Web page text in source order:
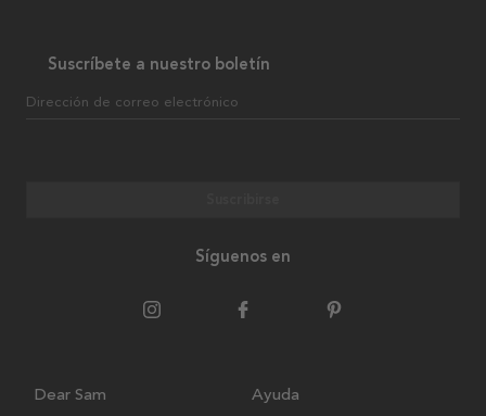
Suscríbete a nuestro boletín
Dirección de correo electrónico
Síguenos en
Dear Sam Ayuda